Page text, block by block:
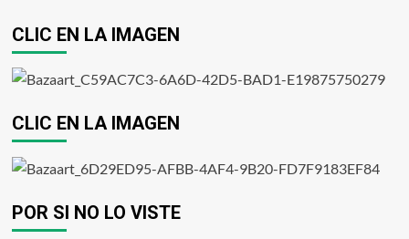
CLIC EN LA IMAGEN
CLIC EN LA IMAGEN
POR SI NO LO VISTE